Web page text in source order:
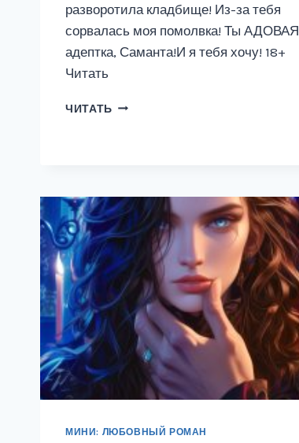
разворотила кладбище! Из-за тебя
сорвалась моя помолвка! Ты АДОВАЯ
адептка, Саманта!И я тебя хочу! 18+
Читать
ЧИТАТЬ АДОВАЯ
МИНИ: ЛЮБОВНЫЙ РОМАН